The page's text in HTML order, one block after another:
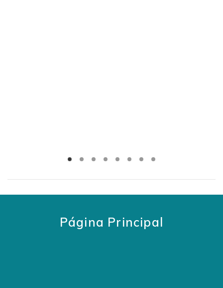
Página Principal